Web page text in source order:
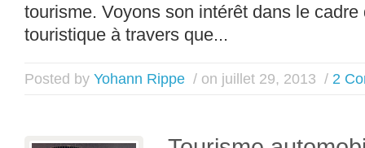
tourisme. Voyons son intérêt dans le cadre
touristique à travers que...
Posted by Yohann Rippe / on juillet 29, 2013 / 2